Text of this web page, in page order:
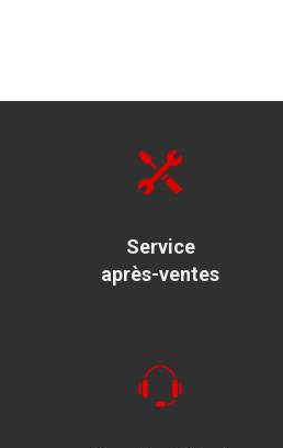
Service
après-ventes